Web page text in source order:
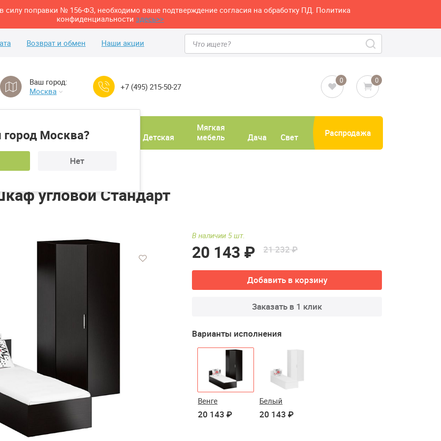
силу поправки № 156-ФЗ, необходимо ваше подтверждение согласия на обработку ПД. Политика
конфиденциальности здесь>>
Возврат и обмен Наши акции
Ваш город:
Москва
Москва?
Нет
+7 (495) 215-50-27
0 0
кабинет
Детская
Мягкая
мебель
Дача Свет Распродажа
0800 + Шкаф угловой Стандарт
угловой Стандарт
В наличии 5 шт.
20 143 ₽ 21 232 ₽
Добавить в корзину
Заказать в 1 клик
Варианты исполнения
Венге
20 143 ₽
Белый
20 143 ₽